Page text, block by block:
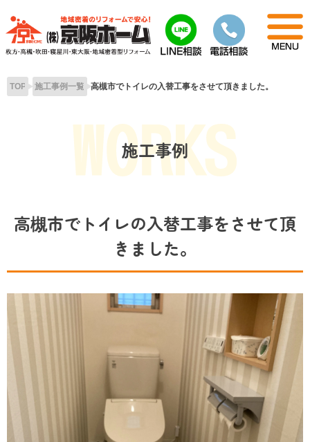
content
TOP 施工事例一覧 高槻市でトイレの入替工事をさせて頂きました。
施工事例
高槻市でトイレの入替工事をさせて頂
きました。